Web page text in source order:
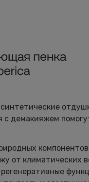
демакияжем
от климатических